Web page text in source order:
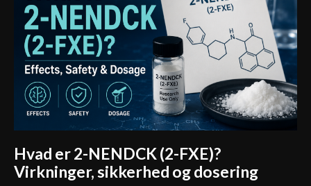
Hvad er 2-NENDCK (2-FXE)?
Virkninger, sikkerhed og dosering